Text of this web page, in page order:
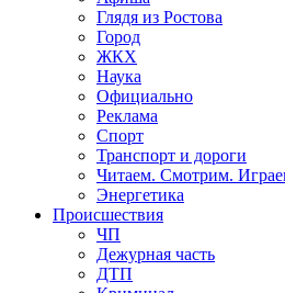
Глядя из Ростова
Город
ЖКХ
Наука
Официально
Реклама
Спорт
Транспорт и дороги
Читаем. Смотрим.
Энергетика
Происшествия
ЧП
Дежурная часть
ДТП